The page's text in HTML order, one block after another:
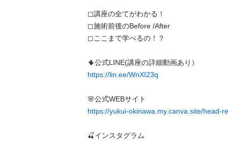
◻︎講座の全てがわかる！
◻︎施術前後のBefore /After
◻︎ここまで学べるの！？
https://lin.ee/WnXI23q
https://yukui-okinawa.my.canva.site/head-